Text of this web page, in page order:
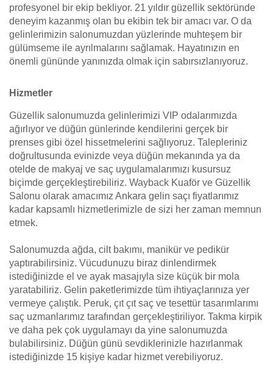
profesyonel bir ekip bekliyor. 21 yıldır güzellik sektöründe
deneyim kazanmış olan bu ekibin tek bir amacı var. O da
gelinlerimizin salonumuzdan yüzlerinde muhteşem bir
gülümseme ile ayrılmalarını sağlamak. Hayatınızın en
önemli gününde yanınızda olmak için sabırsızlanıyoruz.
Hizmetler
Güzellik salonumuzda gelinlerimizi VIP odalarımızda
ağırlıyor ve düğün günlerinde kendilerini gerçek bir
prenses gibi özel hissetmelerini sağlıyoruz. Talepleriniz
doğrultusunda evinizde veya düğün mekanında ya da
otelde de makyaj ve saç uygulamalarımızı kusursuz
biçimde gerçekleştirebiliriz. Wayback Kuaför ve Güzellik
Salonu olarak amacımız Ankara gelin saçı fiyatlarımız
kadar kapsamlı hizmetlerimizle de sizi her zaman memnun
etmek.
Salonumuzda ağda, cilt bakımı, manikür ve pedikür
yaptırabilirsiniz. Vücudunuzu biraz dinlendirmek
istediğinizde el ve ayak masajıyla size küçük bir mola
yaratabiliriz. Gelin paketlerimizde tüm ihtiyaçlarınıza yer
vermeye çalıştık. Peruk, çıt çıt saç ve tesettür tasarımlarımı
saç uzmanlarımız tarafından gerçekleştiriliyor. Takma kirpik
ve daha pek çok uygulamayı da yine salonumuzda
bulabilirsiniz. Düğün günü sevdiklerinizle hazırlanmak
istediğinizde 15 kişiye kadar hizmet verebiliyoruz.